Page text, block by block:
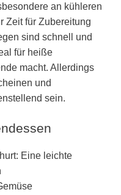
an kühleren
Zeit für Zubereitung
sind schnell und
für heiße
macht. Allerdings
und
sein.
Eine leichte